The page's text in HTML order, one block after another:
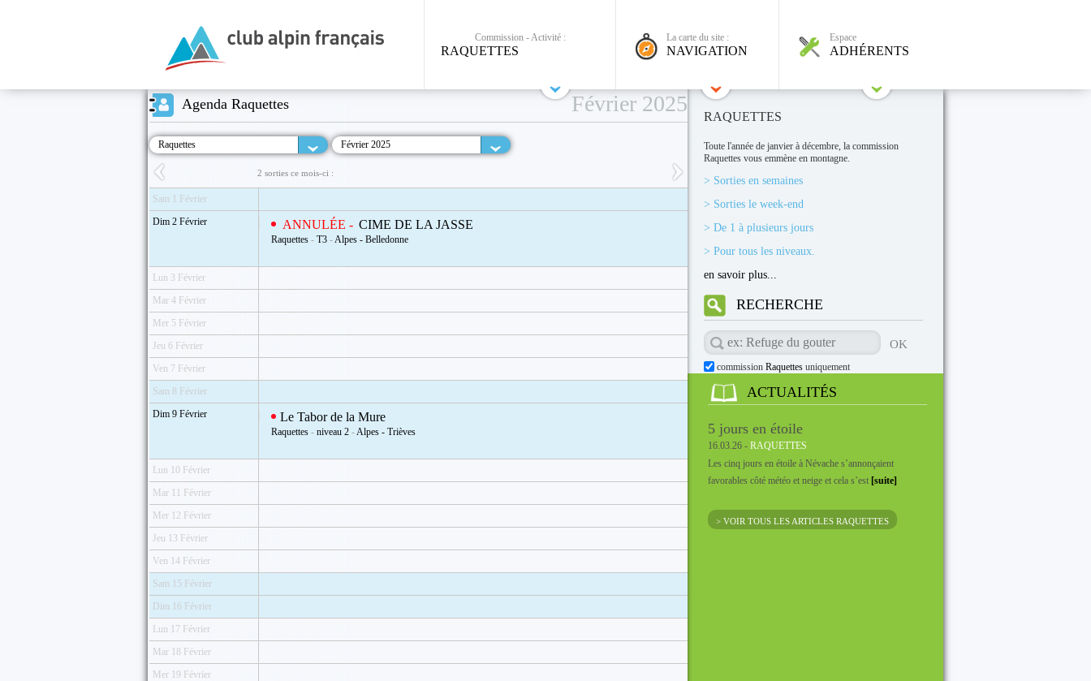
Commission - Activité :
RAQUETTES
La carte du site :
NAVIGATION
Espace
ADHÉRENTS
Agenda Raquettes Février 2025
Raquettes Février 2025
2 sorties ce mois-ci :
Sam 1 Février
Dim 2 Février
ANNULÉE - CIME DE LA JASSE
Raquettes - T3 -Alpes - Belledonne
Lun 3 Février
Mar 4 Février
Mer 5 Février
Jeu 6 Février
Ven 7 Février
Sam 8 Février
Dim 9 Février
Le Tabor de la Mure
Raquettes - niveau 2 -Alpes - Trièves
Lun 10 Février
Mar 11 Février
Mer 12 Février
Jeu 13 Février
Ven 14 Février
Sam 15 Février
Dim 16 Février
Lun 17 Février
Mar 18 Février
Mer 19 Février
RAQUETTES
Toute l'année de janvier à décembre, la commission
Raquettes vous emmène en montagne.
> Sorties en semaines
> Sorties le week-end
> De 1 à plusieurs jours
> Pour tous les niveaux.
en savoir plus...
RECHERCHE
commission Raquettes uniquement
ACTUALITÉS
5 jours en étoile
16.03.26 - RAQUETTES
Les cinq jours en étoile à Névache s’annonçaient
favorables côté météo et neige et cela s’est [suite]
> VOIR TOUS LES ARTICLES RAQUETTES